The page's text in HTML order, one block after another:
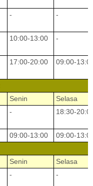
- -
10:00-13:00 -
17:00-20:00 09:00-
Senin
Selasa
- 18:30-
09:00-13:00
09:00-
Senin
Selasa
- -